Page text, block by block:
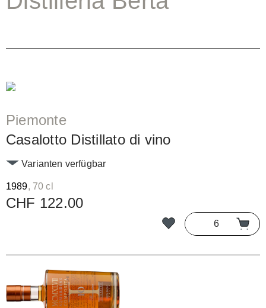
Piemonte
Casalotto Distillato di vino
1989, 70 cl
Varianten verfügbar
CHF 122.00